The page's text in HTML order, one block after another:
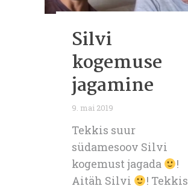
Silvi
kogemuse
jagamine
9. mai 2019
Tekkis suur
südamesoov Silvi
kogemust jagada
!
Aitäh Silvi
! Tekkis